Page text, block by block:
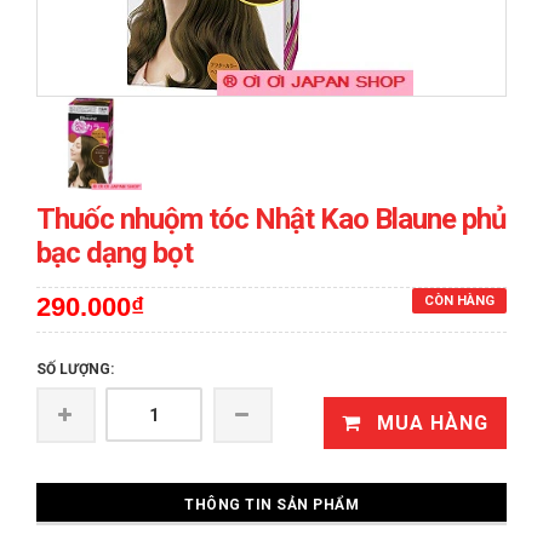
Thuốc nhuộm tóc Nhật Kao Blaune phủ
bạc dạng bọt
CÒN HÀNG
290.000₫
SỐ LƯỢNG:
MUA HÀNG
THÔNG TIN SẢN PHẨM